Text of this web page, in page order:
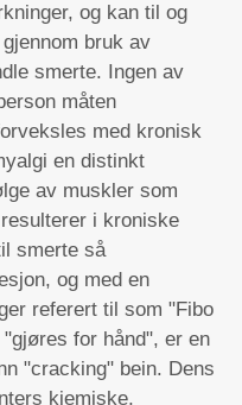
og kan til og
bruk av
smerte. Ingen av
måten
med kronisk
en distinkt
av muskler som
i kroniske
smerte så
og med en
referert til som "Fibo
for hånd", er en
"cracking" bein. Dens
kjemiske,